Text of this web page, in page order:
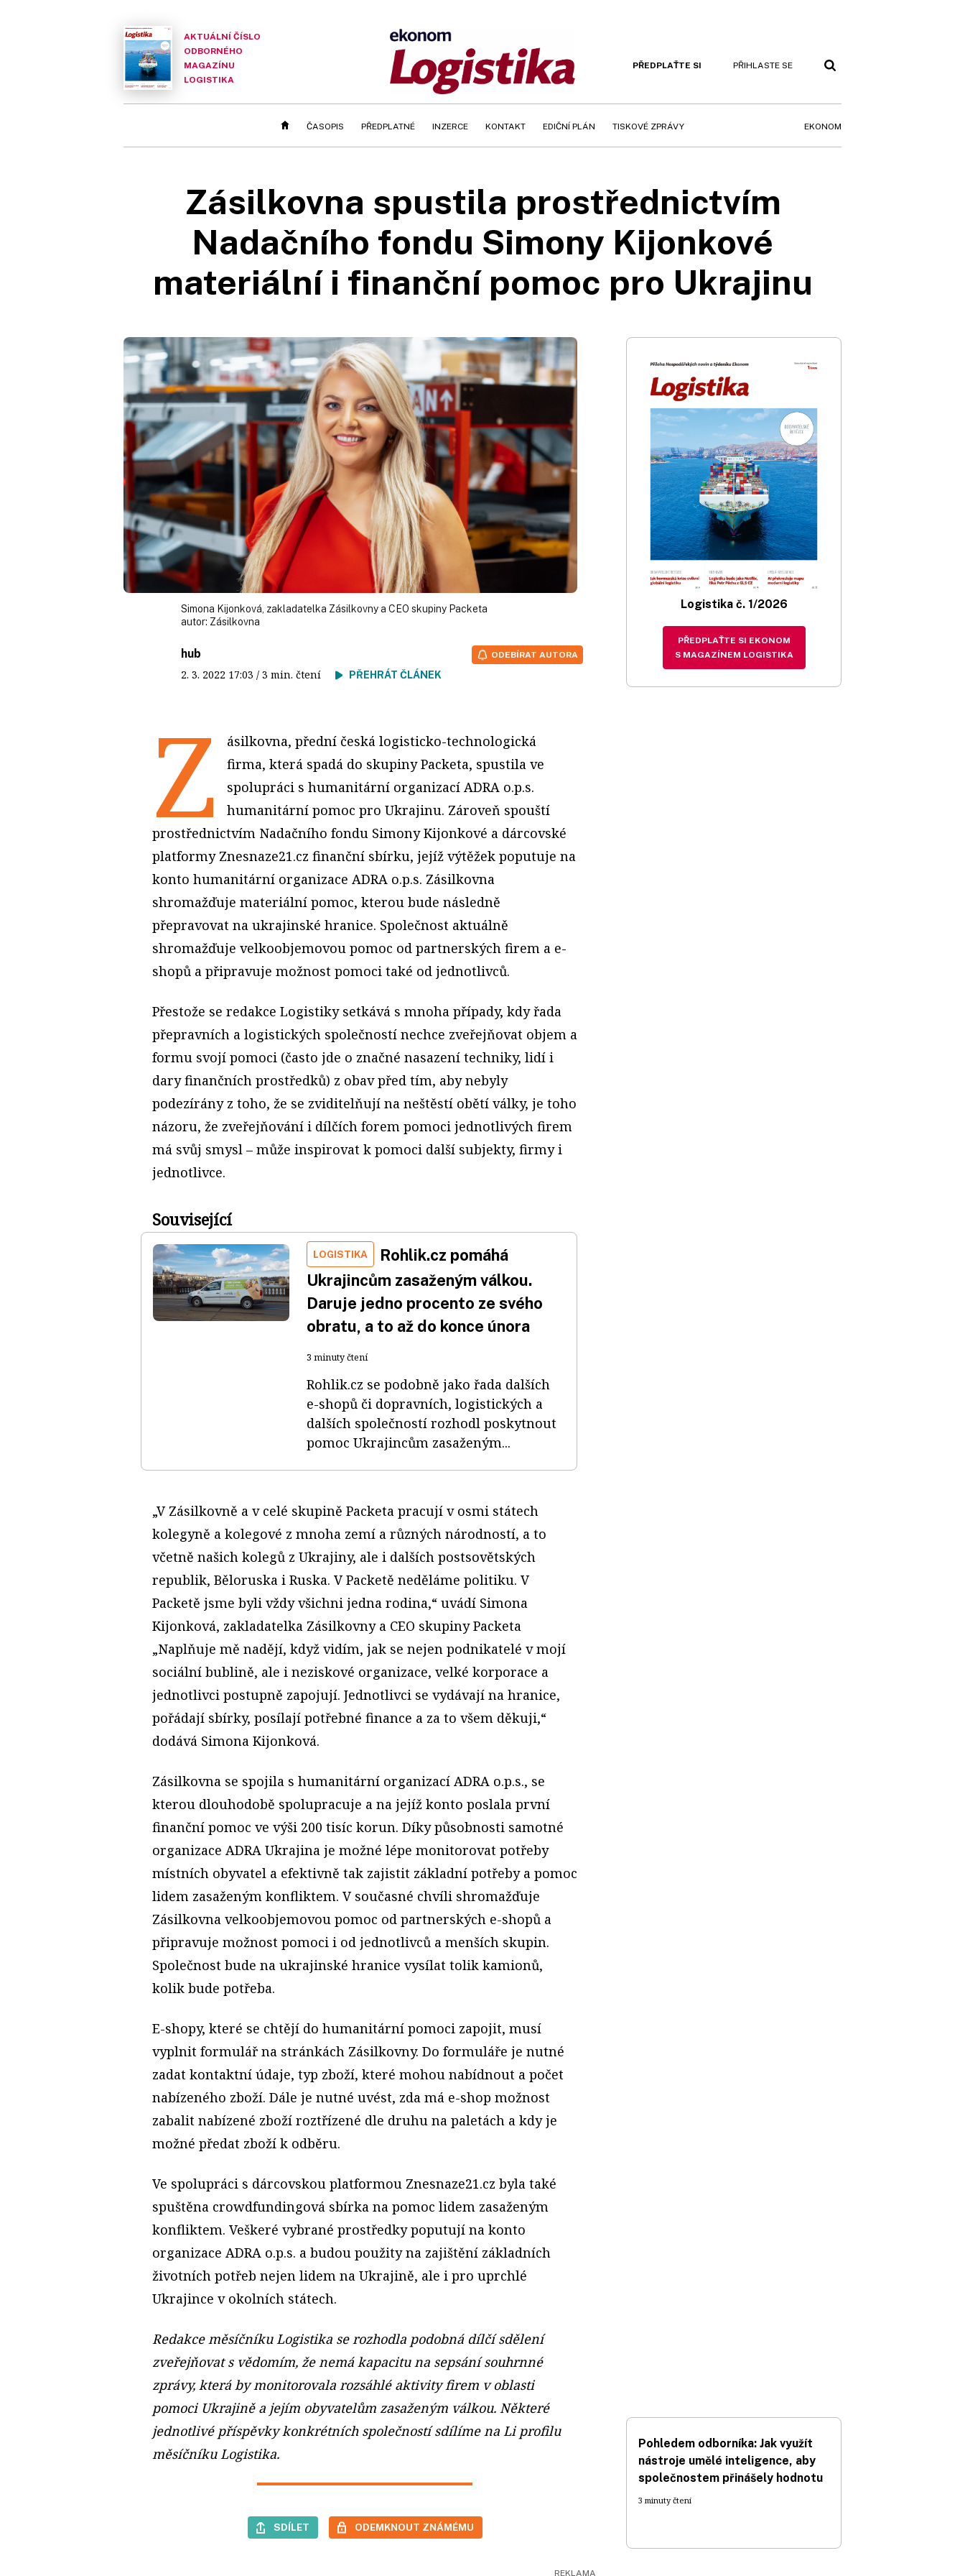
AKTUÁLNÍ ČÍSLO
ODBORNÉHO
MAGAZÍNU
LOGISTIKA
PŘEDPLAŤTE SI PŘIHLASTE SE
ČASOPIS PŘEDPLATNÉ INZERCE KONTAKT EDIČNÍ PLÁN TISKOVÉ ZPRÁVY EKONOM
Zásilkovna spustila prostřednictvím
Nadačního fondu Simony Kijonkové
materiální i finanční pomoc pro Ukrajinu
Simona Kijonková, zakladatelka Zásilkovny a CEO skupiny Packeta
autor: Zásilkovna
hub
2. 3. 2022 17:03 / 3 min. čtení PŘEHRÁT ČLÁNEK
ODEBÍRAT AUTORA
Z
ásilkovna, přední česká logisticko-technologická
firma, která spadá do skupiny Packeta, spustila ve
spolupráci s humanitární organizací ADRA o.p.s.
humanitární pomoc pro Ukrajinu. Zároveň spouští
prostřednictvím Nadačního fondu Simony Kijonkové a dárcovské
platformy Znesnaze21.cz finanční sbírku, jejíž výtěžek poputuje na
konto humanitární organizace ADRA o.p.s. Zásilkovna
shromažďuje materiální pomoc, kterou bude následně
přepravovat na ukrajinské hranice. Společnost aktuálně
shromažďuje velkoobjemovou pomoc od partnerských firem a e-
shopů a připravuje možnost pomoci také od jednotlivců.
Přestože se redakce Logistiky setkává s mnoha případy, kdy řada
přepravních a logistických společností nechce zveřejňovat objem a
formu svojí pomoci (často jde o značné nasazení techniky, lidí i
dary finančních prostředků) z obav před tím, aby nebyly
podezírány z toho, že se zviditelňují na neštěstí obětí války, je toho
názoru, že zveřejňování i dílčích forem pomoci jednotlivých firem
má svůj smysl – může inspirovat k pomoci další subjekty, firmy i
jednotlivce.
Související
LOGISTIKA
Rohlik.cz pomáhá
Ukrajincům zasaženým válkou.
Daruje jedno procento ze svého
obratu, a to až do konce února
3 minuty čtení
Rohlik.cz se podobně jako řada dalších
e-shopů či dopravních, logistických a
dalších společností rozhodl poskytnout
pomoc Ukrajincům zasaženým...
„V Zásilkovně a v celé skupině Packeta pracují v osmi státech
kolegyně a kolegové z mnoha zemí a různých národností, a to
včetně našich kolegů z Ukrajiny, ale i dalších postsovětských
republik, Běloruska i Ruska. V Packetě neděláme politiku. V
Packetě jsme byli vždy všichni jedna rodina,“ uvádí Simona
Kijonková, zakladatelka Zásilkovny a CEO skupiny Packeta
„Naplňuje mě nadějí, když vidím, jak se nejen podnikatelé v mojí
sociální bublině, ale i neziskové organizace, velké korporace a
jednotlivci postupně zapojují. Jednotlivci se vydávají na hranice,
pořádají sbírky, posílají potřebné finance a za to všem děkuji,“
dodává Simona Kijonková.
Zásilkovna se spojila s humanitární organizací ADRA o.p.s., se
kterou dlouhodobě spolupracuje a na jejíž konto poslala první
finanční pomoc ve výši 200 tisíc korun. Díky působnosti samotné
organizace ADRA Ukrajina je možné lépe monitorovat potřeby
místních obyvatel a efektivně tak zajistit základní potřeby a pomoc
lidem zasaženým konfliktem. V současné chvíli shromažďuje
Zásilkovna velkoobjemovou pomoc od partnerských e-shopů a
připravuje možnost pomoci i od jednotlivců a menších skupin.
Společnost bude na ukrajinské hranice vysílat tolik kamionů,
kolik bude potřeba.
E-shopy, které se chtějí do humanitární pomoci zapojit, musí
vyplnit formulář na stránkách Zásilkovny. Do formuláře je nutné
zadat kontaktní údaje, typ zboží, které mohou nabídnout a počet
nabízeného zboží. Dále je nutné uvést, zda má e-shop možnost
zabalit nabízené zboží roztřízené dle druhu na paletách a kdy je
možné předat zboží k odběru.
Ve spolupráci s dárcovskou platformou Znesnaze21.cz byla také
spuštěna crowdfundingová sbírka na pomoc lidem zasaženým
konfliktem. Veškeré vybrané prostředky poputují na konto
organizace ADRA o.p.s. a budou použity na zajištění základních
životních potřeb nejen lidem na Ukrajině, ale i pro uprchlé
Ukrajince v okolních státech.
Redakce měsíčníku Logistika se rozhodla podobná dílčí sdělení
zveřejňovat s vědomím, že nemá kapacitu na sepsání souhrnné
zprávy, která by monitorovala rozsáhlé aktivity firem v oblasti
pomoci Ukrajině a jejím obyvatelům zasaženým válkou. Některé
jednotlivé příspěvky konkrétních společností sdílíme na Li profilu
měsíčníku Logistika.
SDÍLET ODEMKNOUT ZNÁMÉMU
Logistika č. 1/2026
PŘEDPLAŤTE SI EKONOM
S MAGAZÍNEM LOGISTIKA
Pohledem odborníka: Jak využít
nástroje umělé inteligence, aby
společnostem přinášely hodnotu
3 minuty čtení